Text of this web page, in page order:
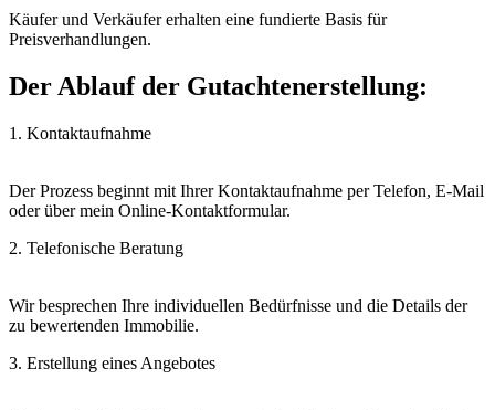
Käufer und Verkäufer erhalten eine fundierte Basis für
Preisverhandlungen.
Der Ablauf der Gutachtenerstellung:
1. Kontaktaufnahme
Der Prozess beginnt mit Ihrer Kontaktaufnahme per Telefon, E-Mail
oder über mein Online-Kontaktformular.
2. Telefonische Beratung
Wir besprechen Ihre individuellen Bedürfnisse und die Details der
zu bewertenden Immobilie.
3. Erstellung eines Angebotes